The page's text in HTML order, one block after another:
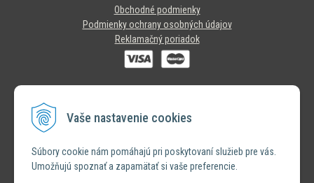
Vaše nastavenie cookies
Súbory cookie nám pomáhajú pri poskytovaní služieb pre vás.
Umožňujú spoznať a zapamätať si vaše preferencie.
Obchodné podmienky
Podmienky ochrany osobných údajov
Reklamačný poriadok
SLEDUJTE NÁS